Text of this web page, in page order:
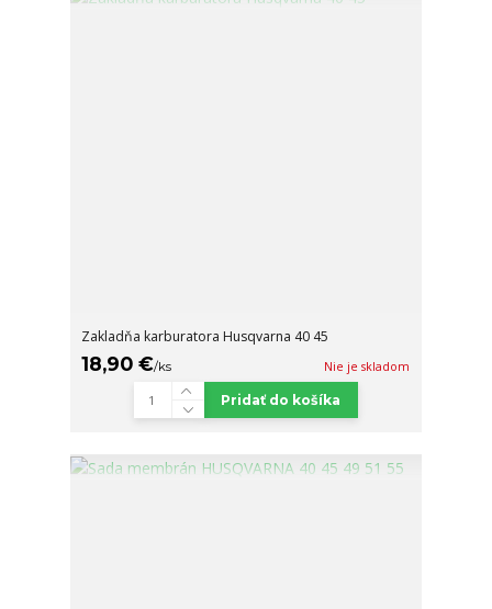
Zakladňa karburatora Husqvarna 40 45
18,90 €/ks Nie je skladom
Pridať do košíka